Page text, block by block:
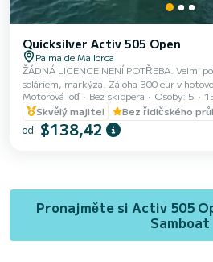
Quicksilver Activ 505 Open
Palma de Mallorca
ŽÁDNÁ LICENCE NENÍ POTŘEBA. Velmi
soláriem, markýza. Záloha 300 eur v
500 eur. Nedodržení harmonogramu má za
hodinu.
Motorová loď Bez skippera Osoby: 5
Skvělý majitel
Bez řidičského
od $138,42
Pronajměte si Activ 505
Samboat